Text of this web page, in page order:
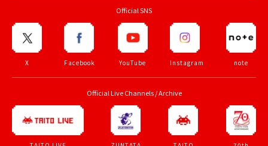
Official SNS
X Facebook YouTube Instagram note
Official Live Channels / Archive